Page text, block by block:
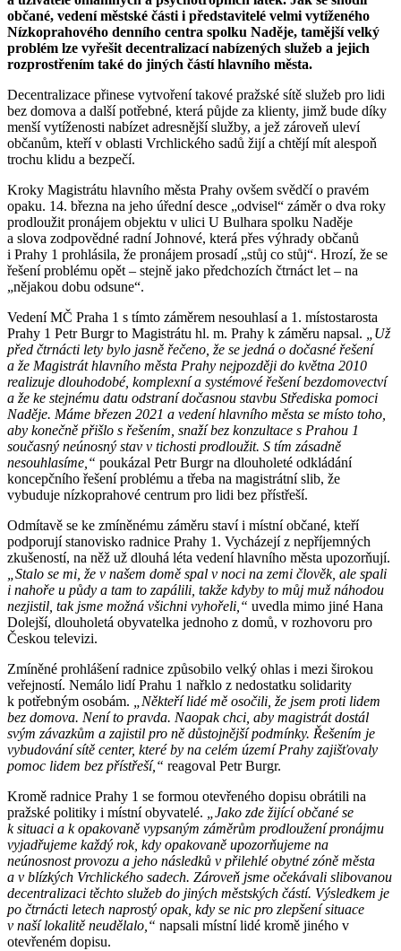
občané, vedení městské části i představitelé velmi vytíženého
Nízkoprahového denního centra spolku Naděje, tamější velký
problém lze vyřešit decentralizací nabízených služeb a jejich
rozprostřením také do jiných částí hlavního města.
Decentralizace přinese vytvoření takové pražské sítě služeb pro lidi
bez domova a další potřebné, která půjde za klienty, jimž bude díky
menší vytíženosti nabízet adresnější služby, a jež zároveň uleví
občanům, kteří v oblasti Vrchlického sadů žijí a chtějí mít alespoň
trochu klidu a bezpečí.
Kroky Magistrátu hlavního města Prahy ovšem svědčí o pravém
opaku. 14. března na jeho úřední desce „odvisel“ záměr o dva roky
prodloužit pronájem objektu v ulici U Bulhara spolku Naděje
a slova zodpovědné radní Johnové, která přes výhrady občanů
i Prahy 1 prohlásila, že pronájem prosadí „stůj co stůj“. Hrozí, že se
řešení problému opět – stejně jako předchozích čtrnáct let – na
„nějakou dobu odsune“.
Vedení MČ Praha 1 s tímto záměrem nesouhlasí a 1. místostarosta
Prahy 1 Petr Burgr to Magistrátu hl. m. Prahy k záměru napsal. „Už
před čtrnácti lety bylo jasně řečeno, že se jedná o dočasné řešení
a že Magistrát hlavního města Prahy nejpozději do května 2010
realizuje dlouhodobé, komplexní a systémové řešení bezdomovectví
a že ke stejnému datu odstraní dočasnou stavbu Střediska pomoci
Naděje. Máme březen 2021 a vedení hlavního města se místo toho,
aby konečně přišlo s řešením, snaží bez konzultace s Prahou 1
současný neúnosný stav v tichosti prodloužit. S tím zásadně
nesouhlasíme,“ poukázal Petr Burgr na dlouholeté odkládání
koncepčního řešení problému a třeba na magistrátní slib, že
vybuduje nízkoprahové centrum pro lidi bez přístřeší.
Odmítavě se ke zmíněnému záměru staví i místní občané, kteří
podporují stanovisko radnice Prahy 1. Vycházejí z nepříjemných
zkušeností, na něž už dlouhá léta vedení hlavního města upozorňují.
„Stalo se mi, že v našem domě spal v noci na zemi člověk, ale spali
i nahoře u půdy a tam to zapálili, takže kdyby to můj muž náhodou
nezjistil, tak jsme možná všichni vyhořeli,“ uvedla mimo jiné Hana
Dolejší, dlouholetá obyvatelka jednoho z domů, v rozhovoru pro
Českou televizi.
Zmíněné prohlášení radnice způsobilo velký ohlas i mezi širokou
veřejností. Nemálo lidí Prahu 1 nařklo z nedostatku solidarity
k potřebným osobám. „Někteří lidé mě osočili, že jsem proti lidem
bez domova. Není to pravda. Naopak chci, aby magistrát dostál
svým závazkům a zajistil pro ně důstojnější podmínky. Řešením je
vybudování sítě center, které by na celém území Prahy zajišťovaly
pomoc lidem bez přístřeší,“ reagoval Petr Burgr.
Kromě radnice Prahy 1 se formou otevřeného dopisu obrátili na
pražské politiky i místní obyvatelé. „Jako zde žijící občané se
k situaci a k opakovaně vypsaným záměrům prodloužení pronájmu
vyjadřujeme každý rok, kdy opakovaně upozorňujeme na
neúnosnost provozu a jeho následků v přilehlé obytné zóně města
a v blízkých Vrchlického sadech. Zároveň jsme očekávali slibovanou
decentralizaci těchto služeb do jiných městských částí. Výsledkem je
po čtrnácti letech naprostý opak, kdy se nic pro zlepšení situace
v naší lokalitě neudělalo,“ napsali místní lidé kromě jiného v
otevřeném dopisu.